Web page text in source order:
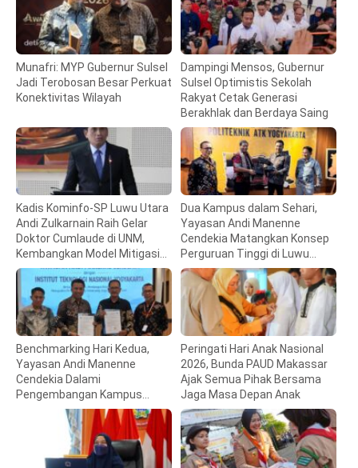
Munafri: MYP Gubernur Sulsel
Jadi Terobosan Besar Perkuat
Konektivitas Wilayah
Dampingi Mensos, Gubernur
Sulsel Optimistis Sekolah
Rakyat Cetak Generasi
Berakhlak dan Berdaya Saing
Kadis Kominfo-SP Luwu Utara
Andi Zulkarnain Raih Gelar
Doktor Cumlaude di UNM,
Kembangkan Model Mitigasi
Bencana
Dua Kampus dalam Sehari,
Yayasan Andi Manenne
Cendekia Matangkan Konsep
Perguruan Tinggi di Luwu
Utara
Benchmarking Hari Kedua,
Yayasan Andi Manenne
Cendekia Dalami
Pengembangan Kampus
Vokasi di ITNY Yogyakarta
Peringati Hari Anak Nasional
2026, Bunda PAUD Makassar
Ajak Semua Pihak Bersama
Jaga Masa Depan Anak